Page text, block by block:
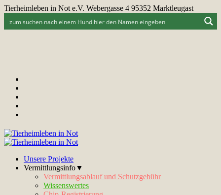
Tierheimleben in Not e.V. Webergasse 4 95352 Marktleugast
Unsere Projekte
Vermittlungsinfo▼
Vermittlungsablauf und Schutzgebühr
Wissenswertes